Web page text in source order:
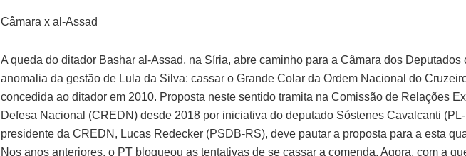
Câmara x al-Assad
A queda do ditador Bashar al-Assad, na Síria, abre caminho para a Câmara dos Deputados
anomalia da gestão de Lula da Silva: cassar o Grande Colar da Ordem Nacional do
concedida ao ditador em 2010. Proposta neste sentido tramita na Comissão de Relações
Defesa Nacional (CREDN) desde 2018 por iniciativa do deputado Sóstenes Cavalcanti (PL-
presidente da CREDN, Lucas Redecker (PSDB-RS), deve pautar a proposta para a esta
Nos anos anteriores, o PT bloqueou as tentativas de se cassar a comenda. Agora, com a